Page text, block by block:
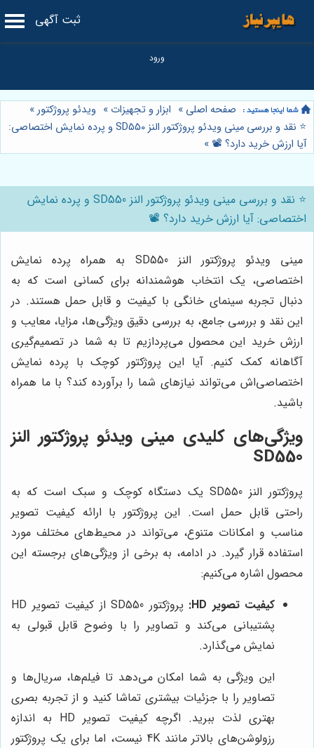
ثبت آگهی
صفحه اصلی » ابزار و تجهیزات » ویدئو پروژکتور»
⭐️ نقد و بررسی مینی ویدئو پروژکتور النز SD550 و پرده نمایش اختصاصی:
آیا ارزش خرید دارد؟ 📽️ »
⭐️ نقد و بررسی مینی ویدئو پروژکتور النز SD550 و پرده نمایش
اختصاصی: آیا ارزش خرید دارد؟ 📽️
مینی ویدئو پروژکتور النز SD550 به همراه پرده نمایش
اختصاصی، یک انتخاب هوشمندانه برای کسانی است که به
دنبال تجربه سینمای خانگی با کیفیت و قابل حمل هستند. در
این نقد و بررسی جامع، به بررسی دقیق ویژگی‌ها، مزایا، معایب و
ارزش خرید این محصول می‌پردازیم تا به شما در تصمیم‌گیری
آگاهانه کمک کنیم. آیا این پروژکتور کوچک با پرده نمایش
اختصاصی‌اش می‌تواند نیازهای شما را برآورده کند؟ با ما همراه
باشید.
ویژگی‌های کلیدی مینی ویدئو پروژکتور النز
SD550
پروژکتور النز SD550 یک دستگاه کوچک و سبک است که به
راحتی قابل حمل است. این پروژکتور با ارائه کیفیت تصویر
مناسب و امکانات متنوع، می‌تواند در محیط‌های مختلف مورد
استفاده قرار گیرد. در ادامه، به برخی از ویژگی‌های برجسته این
محصول اشاره می‌کنیم:
کیفیت تصویر HD:
پروژکتور SD550 از کیفیت تصویر HD
پشتیبانی می‌کند و تصاویر را با وضوح قابل قبولی به
نمایش می‌گذارد.
این ویژگی به شما امکان می‌دهد تا فیلم‌ها، سریال‌ها و
تصاویر را با جزئیات بیشتری تماشا کنید و از تجربه بصری
بهتری لذت ببرید. اگرچه کیفیت تصویر HD به اندازه
رزولوشن‌های بالاتر مانند 4K نیست، اما برای یک پروژکتور